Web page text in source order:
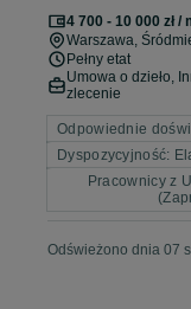
4 700 - 10 000 zł /
Warszawa,
Pełny etat
Umowa o dzieło,
zlecenie
Odpowiednie
Dyspozycyjność:
Pracownicy z
Odświeżono dnia 07